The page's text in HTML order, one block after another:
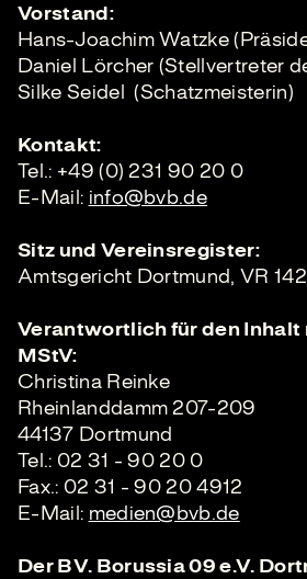
Vorstand:
Hans-Joachim Watzke
Daniel Lörcher (Stellvertreter
Silke Seidel (Schatzmeisterin)
Kontakt:
Tel.: +49 (0) 231 90 20 0
E-Mail: info@bvb.de
Sitz und Vereinsregister:
Amtsgericht Dortmund, VR
Verantwortlich für den Inhalt
MStV:
Christina Reinke
Rheinlanddamm 207-209
44137 Dortmund
Tel.: 02 31 - 90 20 0
Fax.: 02 31 - 90 20 4912
E-Mail: medien@bvb.de
Der BV. Borussia 09 e.V.